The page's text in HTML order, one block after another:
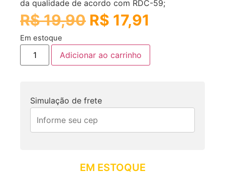
da qualidade de acordo com RDC-59;
R$19,90 R$ 17,91
Em estoque
Adicionar ao carrinho
Simulação de frete
EM ESTOQUE